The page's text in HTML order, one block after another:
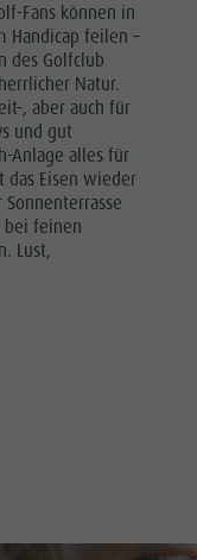
Fans können in
Handicap feilen –
des Golfclub
Natur.
, aber auch für
und gut
Anlage alles für
das Eisen wieder
bei feinen
Lust,